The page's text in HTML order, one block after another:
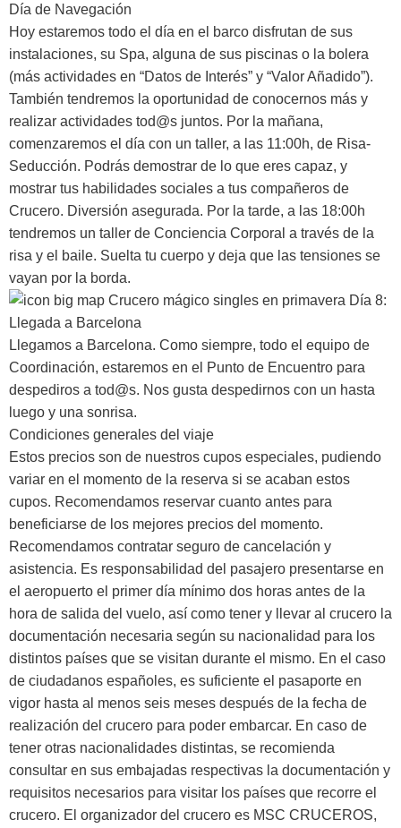
Día de Navegación
Hoy estaremos todo el día en el barco disfrutan de sus
instalaciones, su Spa, alguna de sus piscinas o la bolera
(más actividades en “Datos de Interés” y “Valor Añadido”).
También tendremos la oportunidad de conocernos más y
realizar actividades tod@s juntos. Por la mañana,
comenzaremos el día con un taller, a las 11:00h, de Risa-
Seducción. Podrás demostrar de lo que eres capaz, y
mostrar tus habilidades sociales a tus compañeros de
Crucero. Diversión asegurada. Por la tarde, a las 18:00h
tendremos un taller de Conciencia Corporal a través de la
risa y el baile. Suelta tu cuerpo y deja que las tensiones se
vayan por la borda.
Día 8:
Llegada a Barcelona
Llegamos a Barcelona. Como siempre, todo el equipo de
Coordinación, estaremos en el Punto de Encuentro para
despediros a tod@s. Nos gusta despedirnos con un hasta
luego y una sonrisa.
Condiciones generales del viaje
Estos precios son de nuestros cupos especiales, pudiendo
variar en el momento de la reserva si se acaban estos
cupos. Recomendamos reservar cuanto antes para
beneficiarse de los mejores precios del momento.
Recomendamos contratar seguro de cancelación y
asistencia. Es responsabilidad del pasajero presentarse en
el aeropuerto el primer día mínimo dos horas antes de la
hora de salida del vuelo, así como tener y llevar al crucero la
documentación necesaria según su nacionalidad para los
distintos países que se visitan durante el mismo. En el caso
de ciudadanos españoles, es suficiente el pasaporte en
vigor hasta al menos seis meses después de la fecha de
realización del crucero para poder embarcar. En caso de
tener otras nacionalidades distintas, se recomienda
consultar en sus embajadas respectivas la documentación y
requisitos necesarios para visitar los países que recorre el
crucero. El organizador del crucero es MSC CRUCEROS,